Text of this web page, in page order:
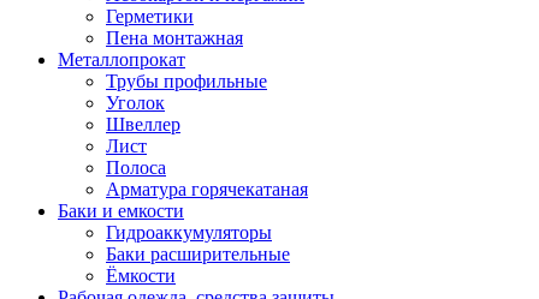
Герметики
Пена монтажная
Металлопрокат
Трубы профильные
Уголок
Швеллер
Лист
Полоса
Арматура горячекатаная
Баки и емкости
Гидроаккумуляторы
Баки расширительные
Ёмкости